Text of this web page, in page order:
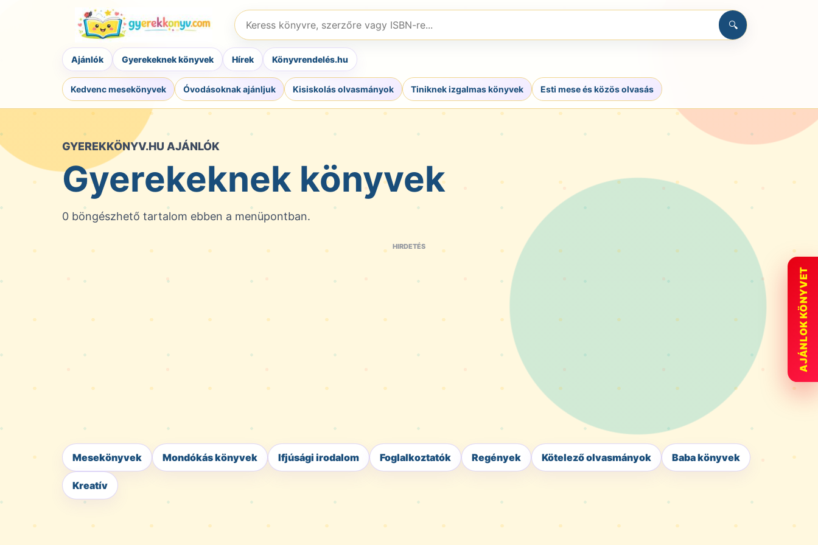
Keresés
könyvre,
szerzőre
vagy
ISBN-
re
🔍
Ajánlók Gyerekeknek könyvek Hírek Könyvrendelés.hu
Kedvenc mesekönyvek Óvodásoknak ajánljuk Kisiskolás olvasmányok Tiniknek izgalmas könyvek Esti mese és közös olvasás
GYEREKKÖNYV.HU AJÁNLÓK
Gyerekeknek könyvek
0 böngészhető tartalom ebben a menüpontban.
HIRDETÉS
Mesekönyvek Mondókás könyvek Ifjúsági irodalom Foglalkoztatók Regények Kötelező olvasmányok Baba könyvek
Kreatív
AJÁNLOK KÖNYVET